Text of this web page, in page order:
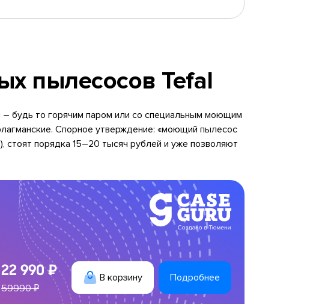
пылесосов Tefal
– будь то горячим паром или со специальным моющим
Спорное утверждение: «моющий пылесос
порядка 15–20 тысяч рублей и уже позволяют
59990 ₽
22 990 ₽ В корзину Подробнее